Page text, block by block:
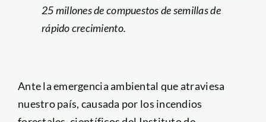
25 millones de compuestos de semillas de
rápido crecimiento.
Ante la emergencia ambiental que atraviesa
nuestro país, causada por los incendios